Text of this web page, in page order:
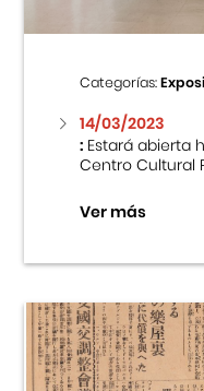
Categorías:
14/03/2023
:Estará abierta
Centro Cultural
Ver más